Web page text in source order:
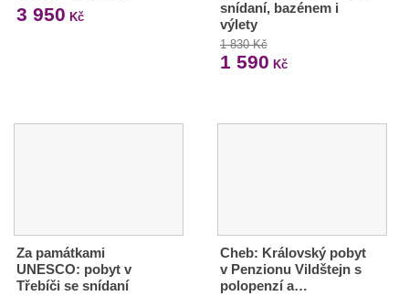
3 950 Kč
snídaní, bazénem i
výlety
1 830 Kč
1 590 Kč
Za památkami
UNESCO: pobyt v
Třebíči se snídaní
Cheb: Královský pobyt
v Penzionu Vildštejn s
polopenzí a…